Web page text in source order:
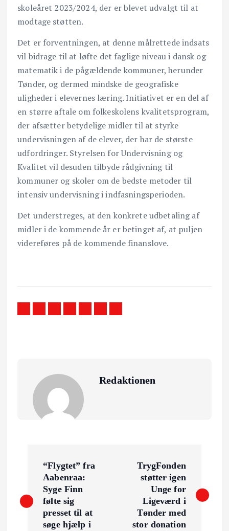
skoleåret 2023/2024, der er blevet udvalgt til at
modtage støtten.
Det er forventningen, at denne målrettede indsats
vil bidrage til at løfte det faglige niveau i dansk og
matematik i de pågældende kommuner, herunder
Tønder, og dermed mindske de geografiske
uligheder i elevernes læring. Initiativet er en del af
en større aftale om folkeskolens kvalitetsprogram,
der afsætter betydelige midler til at styrke
undervisningen af de elever, der har de største
udfordringer. Styrelsen for Undervisning og
Kvalitet vil desuden tilbyde rådgivning til
kommuner og skoler om de bedste metoder til
intensiv undervisning i indfasningsperioden.
Det understreges, at den konkrete udbetaling af
midler i de kommende år er betinget af, at puljen
videreføres på de kommende finanslove.
Redaktionen
d
“Flygtet” fra
Aabenraa:
Syge Finn
følte sig
presset til at
søge hjælp i
TrygFonden
støtter igen
Unge for
Ligeværd i
Tønder med
stor donation